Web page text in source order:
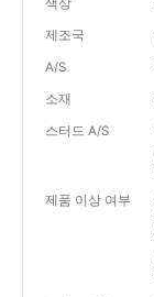
제조국
A/S
소재
스터드 A/S
제품 이상 여부